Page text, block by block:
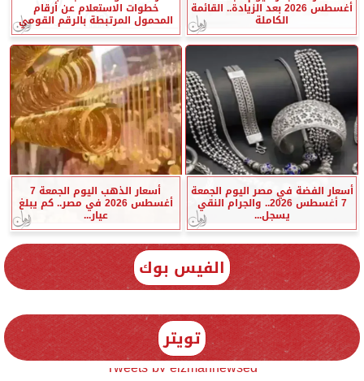
أغسطس 2026 بعد الزيادة.. القائمة
الكاملة
خطوات الاستعلام عن أرقام
المحمول المرتبطة بالرقم القومي
أسعار الفضة في مصر اليوم الجمعة
7 أغسطس 2026.. والجرام النقي
يسجل...
أسعار الذهب اليوم الجمعة 7
أغسطس 2026 في مصر.. كم يبلغ
عيار...
الفيس بوك
تويتر
Tweets by elzmannewseg